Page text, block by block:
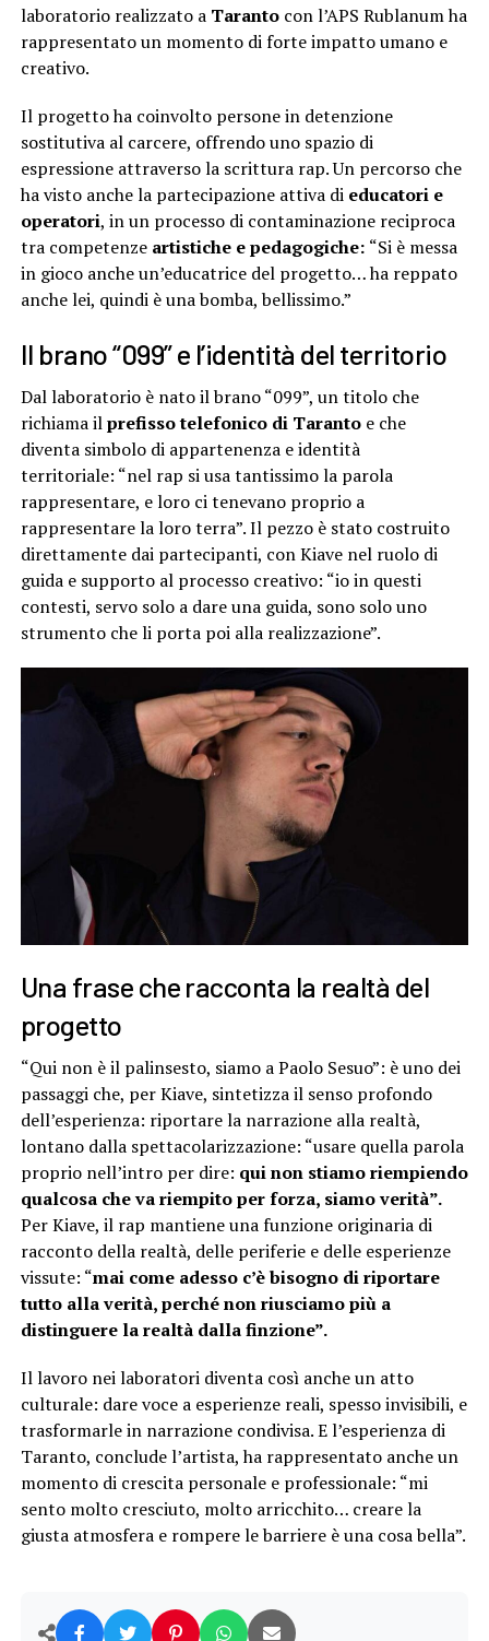
laboratorio realizzato a Tarantocon l’APS Rublanum ha
rappresentato un momento di forte impatto umano e
creativo.
Il progetto ha coinvolto persone in detenzione
sostitutiva al carcere, offrendo uno spazio di
espressione attraverso la scrittura rap. Un percorso che
ha visto anche la partecipazione attiva di educatori e
operatori, in un processo di contaminazione reciproca
tra competenze artistiche e pedagogiche: “Si è messa
in gioco anche un’educatrice del progetto… ha reppato
anche lei, quindi è una bomba, bellissimo.”
Il brano “099” e l’identità del territorio
Dal laboratorio è nato il brano “099”, un titolo che
richiama ilprefisso telefonico di Tarantoe che
diventa simbolo di appartenenza e identità
territoriale: “nel rap si usa tantissimo la parola
rappresentare, e loro ci tenevano proprio a
rappresentare la loro terra”. Il pezzo è stato costruito
direttamente dai partecipanti, con Kiave nel ruolo di
guida e supporto al processo creativo: “io in questi
contesti, servo solo a dare una guida, sono solo uno
strumento che li porta poi alla realizzazione”.
Una frase che racconta la realtà del
progetto
“Qui non è il palinsesto, siamo a Paolo Sesuo”: è uno dei
passaggi che, per Kiave, sintetizza il senso profondo
dell’esperienza: riportare la narrazione alla realtà,
lontano dalla spettacolarizzazione: “usare quella parola
proprio nell’intro per dire: qui non stiamo riempiendo
qualcosa che va riempito per forza, siamoverità”.
Per Kiave, il rap mantiene una funzione originaria di
racconto della realtà, delle periferie e delle esperienze
vissute: “mai come adesso c’è bisogno di riportare
tutto alla verità, perché non riusciamo più a
distinguere la realtà dalla finzione”.
Il lavoro nei laboratori diventa così anche un atto
culturale: dare voce a esperienze reali, spesso invisibili, e
trasformarle in narrazione condivisa. E l’esperienza di
Taranto, conclude l’artista, ha rappresentato anche un
momento di crescita personale e professionale: “mi
sento molto cresciuto, molto arricchito… creare la
giusta atmosfera e rompere le barriere è una cosa bella”.